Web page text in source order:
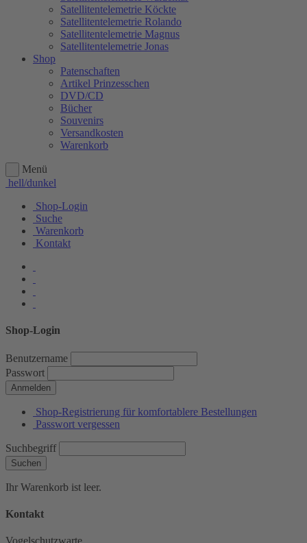
Satellitentelemetrie Köckte
Satellitentelemetrie Rolando
Satellitentelemetrie Magnus
Satellitentelemetrie Jonas
Shop
Patenschaften
Artikel Prinzesschen
DVD/CD
Bücher
Souvenirs
Versandkosten
Warenkorb
Menü
hell/dunkel
Shop-Login
Suche
Warenkorb
Kontakt
Shop-Login
Benutzername
Passwort
Anmelden
Shop-Registrierung für komfortablere Bestellungen
Passwort vergessen
Suchbegriff
Suchen
Ihr Warenkorb ist leer.
Kontakt
Vogelschutzwarte